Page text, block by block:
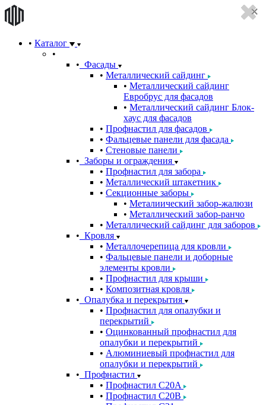
Каталог
Фасады
Металлический сайдинг
Металлический сайдинг
Евробрус для фасадов
Металлический сайдинг Блок-
хаус для фасадов
Профнастил для фасадов
Фальцевые панели для фасада
Стеновые панели
Заборы и ограждения
Профнастил для забора
Металлический штакетник
Секционные заборы
Металиический забор-жалюзи
Металлический забор-ранчо
Металлический сайдинг для заборов
Кровля
Металлочерепица для кровли
Фальцевые панели и доборные
элементы кровли
Профнастил для крыши
Композитная кровля
Опалубка и перекрытия
Профнастил для опалубки и
перекрытий
Оцинкованный профнастил для
опалубки и перекрытий
Алюминиевый профнастил для
опалубки и перекрытий
Профнастил
Профнастил С20A
Профнастил С20B